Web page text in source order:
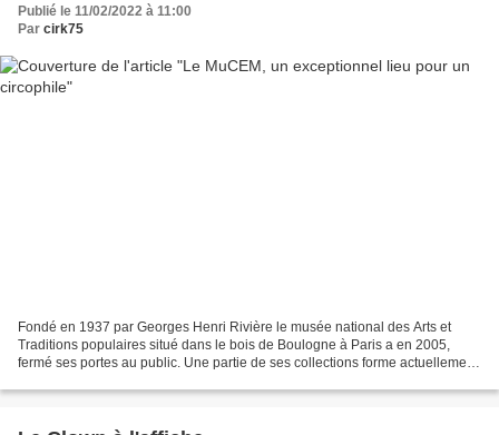
Publié le 11/02/2022 à 11:00
Par cirk75
Fondé en 1937 par Georges Henri Rivière le musée national des Arts et
Traditions populaires situé dans le bois de Boulogne à Paris a en 2005,
fermé ses portes au public. Une partie de ses collections forme actuellement